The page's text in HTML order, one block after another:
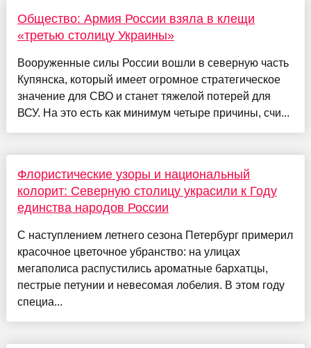
Общество: Армия России взяла в клещи
«третью столицу Украины»
Вооруженные силы России вошли в северную часть
Купянска, который имеет огромное стратегическое
значение для СВО и станет тяжелой потерей для
ВСУ. На это есть как минимум четыре причины, счи...
Флористические узоры и национальный
колорит: Северную столицу украсили к Году
единства народов России
С наступлением летнего сезона Петербург примерил
красочное цветочное убранство: на улицах
мегаполиса распустились ароматные бархатцы,
пестрые петунии и невесомая лобелия. В этом году
специа...